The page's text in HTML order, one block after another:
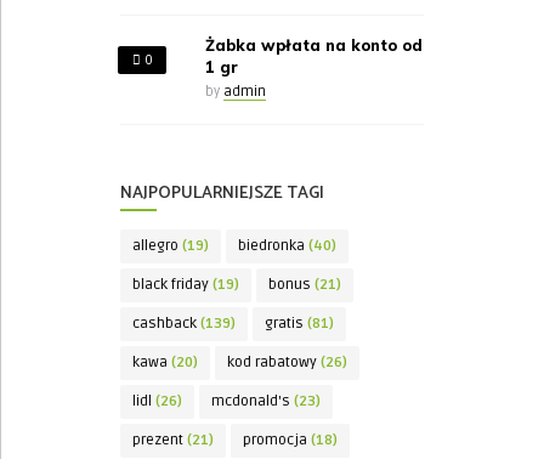
0
Żabka wpłata na konto od
1 gr
by admin
NAJPOPULARNIEJSZE TAGI
allegro (19) biedronka (40)
black friday (19) bonus (21)
cashback (139) gratis (81)
kawa (20) kod rabatowy (26)
lidl (26) mcdonald's (23)
prezent (21) promocja (18)